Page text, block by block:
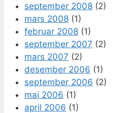
september 2008 (2)
mars 2008 (1)
februar 2008 (1)
september 2007 (2)
mars 2007 (2)
desember 2006 (1)
september 2006 (2)
mai 2006 (1)
april 2006 (1)